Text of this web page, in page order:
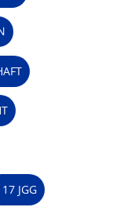
17 JGG